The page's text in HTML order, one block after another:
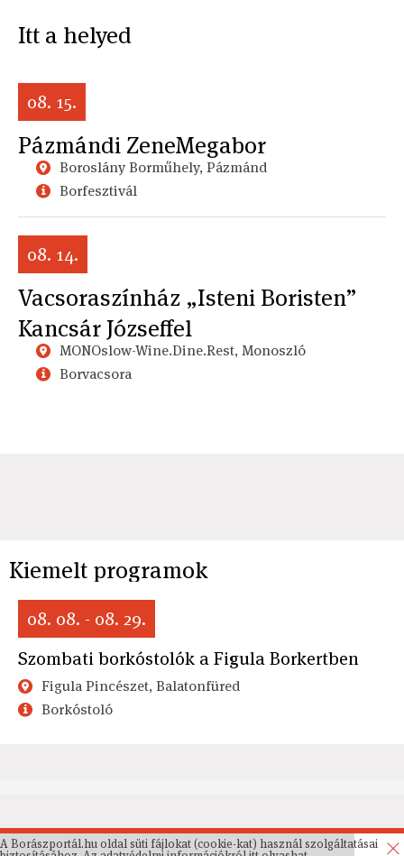
Itt a helyed
08. 15.
Pázmándi ZeneMegabor
Boroslány Borműhely, Pázmánd
Borfesztivál
08. 14.
Vacsoraszínház „Isteni Boristen”
Kancsár Józseffel
MONOslow-Wine.Dine.Rest, Monoszló
Borvacsora
Kiemelt programok
08. 08. - 08. 29.
Szombati borkóstolók a Figula Borkertben
Figula Pincészet, Balatonfüred
Borkóstoló
A Borászportál.hu oldal süti fájlokat (cookie-kat) használ szolgáltatásai